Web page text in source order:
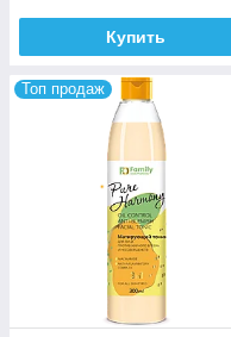
Купить
Топ продаж